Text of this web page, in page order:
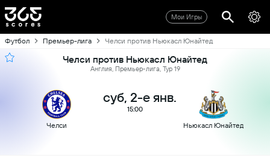
Мои Игры
Футбол Премьер-лига Челси против Ньюкасл Юнайтед
Челси против Ньюкасл Юнайтед
Англия, Премьер-лига, Тур 19
Челси
суб, 2-е янв.
15:00
Ньюкасл Юнайтед